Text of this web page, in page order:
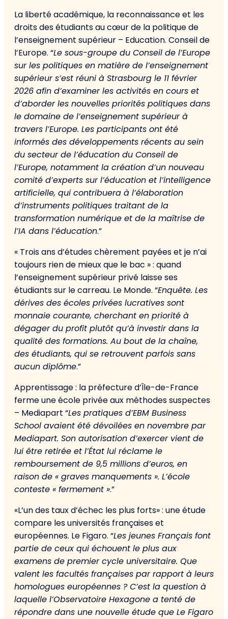
La liberté académique, la reconnaissance et les
droits des étudiants au cœur de la politique de
l’enseignement supérieur – Education. Conseil de
l’Europe. “Le sous-groupe du Conseil de l’Europe
sur les politiques en matière de l’enseignement
supérieur s’est réuni à Strasbourg le 11 février
2026 afin d’examiner les activités en cours et
d’aborder les nouvelles priorités politiques dans
le domaine de l’enseignement supérieur à
travers l’Europe. Les participants ont été
informés des développements récents au sein
du secteur de l’éducation du Conseil de
l’Europe, notamment la création d’un nouveau
comité d’experts sur l’éducation et l’intelligence
artificielle, qui contribuera à l’élaboration
d’instruments politiques traitant de la
transformation numérique et de la maîtrise de
l’IA dans l’éducation.”
« Trois ans d’études chèrement payées et je n’ai
toujours rien de mieux que le bac » : quand
l’enseignement supérieur privé laisse ses
étudiants sur le carreau. Le Monde. “Enquête. Les
dérives des écoles privées lucratives sont
monnaie courante, cherchant en priorité à
dégager du profit plutôt qu’à investir dans la
qualité des formations. Au bout de la chaîne,
des étudiants, qui se retrouvent parfois sans
aucun diplôme.”
Apprentissage : la préfecture d’Île-de-France
ferme une école privée aux méthodes suspectes
– Mediapart “Les pratiques d’EBM Business
School avaient été dévoilées en novembre par
Mediapart. Son autorisation d’exercer vient de
lui être retirée et l’État lui réclame le
remboursement de 9,5 millions d’euros, en
raison de « graves manquements ». L’école
conteste « fermement ».”
«L’un des taux d’échec les plus forts» : une étude
compare les universités françaises et
européennes. Le Figaro. “Les jeunes Français font
partie de ceux qui échouent le plus aux
examens de premier cycle universitaire. Que
valent les facultés françaises par rapport à leurs
homologues européennes ? C’est la question à
laquelle l’Observatoire Hexagone a tenté de
répondre dans une nouvelle étude que Le Figaro